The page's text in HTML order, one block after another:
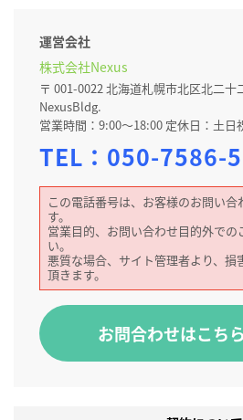
運営会社
株式会社Nexus
〒 001-0022 北海道札幌市北区北二
NexusBldg.
営業時間：9:00～18:00 定休日：土日
TEL： 050-7586-
この電話番号は、お客様のお問い
す。
営業目的、お問い合わせ目的外での
い。
悪質な場合、サイト管理者より、損
頂きます。
お問合わせはこち